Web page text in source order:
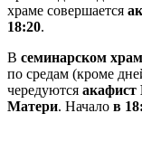
храме совершается
18:20.
В семинарском
по средам (кроме
чередуются
Матери. Начало в